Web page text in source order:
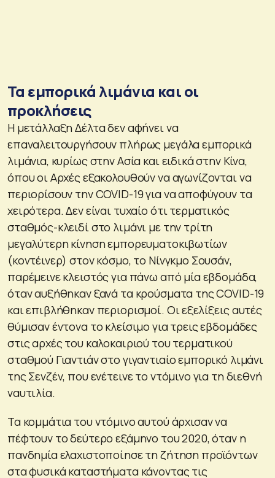
Τα εμπορικά λιμάνια και οι
προκλήσεις
Η μετάλλαξη Δέλτα δεν αφήνει να
επαναλειτουργήσουν πλήρως μεγάλα εμπορικά
λιμάνια, κυρίως στην Ασία και ειδικά στην Κίνα,
όπου οι Αρχές εξακολουθούν να αγωνίζονται να
περιορίσουν την COVID-19 για να αποφύγουν τα
χειρότερα. Δεν είναι τυχαίο ότι τερματικός
σταθμός-κλειδί στο λιμάνι με την τρίτη
μεγαλύτερη κίνηση εμπορευματοκιβωτίων
(κοντέινερ) στον κόσμο, το Νίνγκμο Σουσάν,
παρέμεινε κλειστός για πάνω από μία εβδομάδα,
όταν αυξήθηκαν ξανά τα κρούσματα της COVID-19
και επιβλήθηκαν περιορισμοί. Οι εξελίξεις αυτές
θύμισαν έντονα το κλείσιμο για τρεις εβδομάδες
στις αρχές του καλοκαιριού του τερματικού
σταθμού Γιαντιάν στο γιγαντιαίο εμπορικό λιμάνι
της Σενζέν, που ενέτεινε το ντόμινο για τη διεθνή
ναυτιλία.
Τα κομμάτια του ντόμινο αυτού άρχισαν να
πέφτουν το δεύτερο εξάμηνο του 2020, όταν η
πανδημία ελαχιστοποίησε τη ζήτηση προϊόντων
στα φυσικά καταστήματα κάνοντας τις